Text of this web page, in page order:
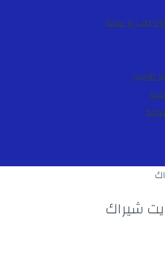
طب و صحة
الاخبار
شيراك